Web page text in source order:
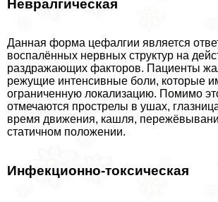
Невралгическая
Данная форма цефалгии является
воспалённых нервных структур на
раздражающих факторов. Пациенты
режущие интенсивные боли, которые
ограниченную локализацию. Помимо
отмечаются прострелы в ушах,
время движения, кашля,
статичном положении.
Инфекционно-токсическая